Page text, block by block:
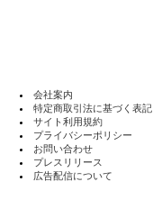
会社案内
特定商取引法に基づく表記
サイト利用規約
プライバシーポリシー
お問い合わせ
プレスリリース
広告配信について